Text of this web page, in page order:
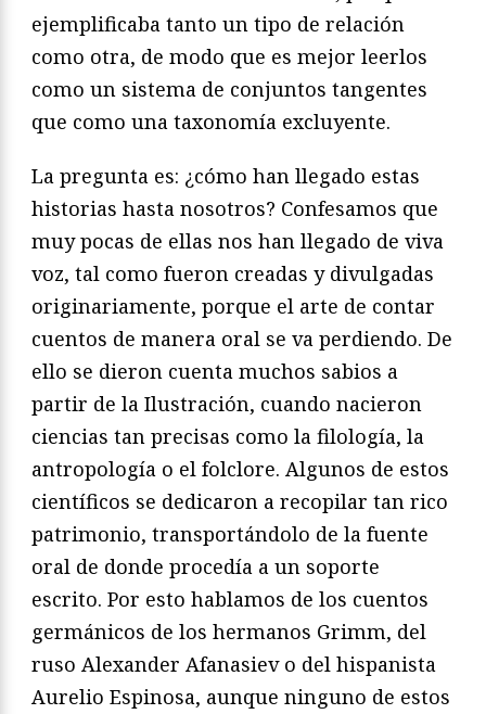
ejemplificaba tanto un tipo de relación
como otra, de modo que es mejor leerlos
como un sistema de conjuntos tangentes
que como una taxonomía excluyente.
La pregunta es: ¿cómo han llegado estas
historias hasta nosotros? Confesamos que
muy pocas de ellas nos han llegado de viva
voz, tal como fueron creadas y divulgadas
originariamente, porque el arte de contar
cuentos de manera oral se va perdiendo. De
ello se dieron cuenta muchos sabios a
partir de la Ilustración, cuando nacieron
ciencias tan precisas como la filología, la
antropología o el folclore. Algunos de estos
científicos se dedicaron a recopilar tan rico
patrimonio, transportándolo de la fuente
oral de donde procedía a un soporte
escrito. Por esto hablamos de los cuentos
germánicos de los hermanos Grimm, del
ruso Alexander Afanasiev o del hispanista
Aurelio Espinosa, aunque ninguno de estos